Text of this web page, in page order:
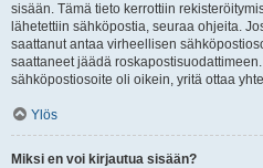
sisään. Tämä tieto kerrottiin
lähetettiin sähköpostia, seuraa ohjeita.
saattanut antaa virheellisen
saattaneet jäädä
sähköpostiosoite oli oikein, yritä ottaa
Ylös
Miksi en voi kirjautua sisään?